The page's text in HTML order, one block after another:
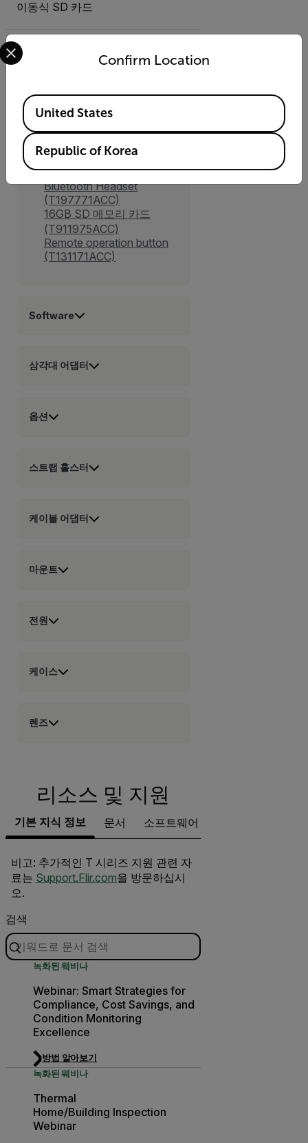
이동식 SD 카드
액세서리
기타
Calibration Target
(T130337ACC)
Bluetooth Headset
(T197771ACC)
16GB SD 메모리 카드
(T911975ACC)
Remote operation button
(T131171ACC)
Software
삼각대 어댑터
옵션
스트랩 홀스터
케이블 어댑터
마운트
전원
케이스
렌즈
리소스 및 지원
기본 지식 정보 문서 소프트웨어 및 펌웨어
비고: 추가적인 T 시리즈 지원 관련 자
료는 Support.Flir.com을 방문하십시
오.
검색
녹화된 웨비나
Webinar: Smart Strategies for
Compliance, Cost Savings, and
Condition Monitoring
Excellence
방법 알아보기
녹화된 웨비나
Thermal
Home/Building Inspection
Webinar
Confirm Location
Select your preferred country and language from the
Available Locations
United States
Republic of Korea